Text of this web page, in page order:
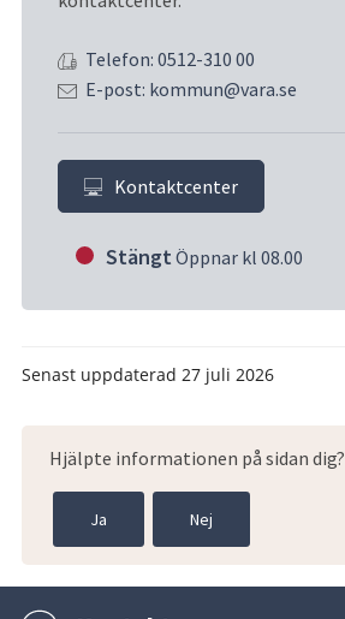
Telefon: 0512-310 00
E-post: kommun@vara.se
Kontaktcenter
Stängt Öppnar kl 08.00
Senast uppdaterad 27 juli 2026
Hjälpte informationen på sidan dig?
Ja Nej